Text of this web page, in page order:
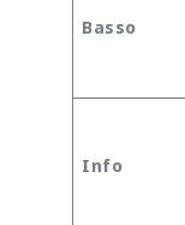
Basso
Info